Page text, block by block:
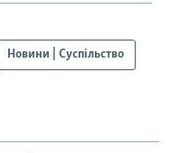
Новини | Суспільство